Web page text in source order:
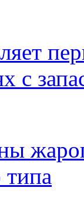
с
типа